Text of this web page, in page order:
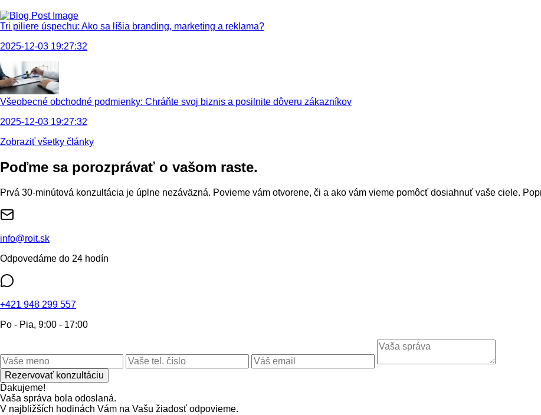
Tri piliere úspechu: Ako sa líšia branding, marketing a reklama?
2025-12-03 19:27:32
Všeobecné obchodné podmienky: Chráňte svoj biznis a posilnite dôveru zákazníkov
2025-12-03 19:27:32
Zobraziť všetky články
Poďme sa porozprávať o vašom raste.
Prvá 30-minútová konzultácia je úplne nezáväzná. Povieme vám otvorene, či a ako vám vieme pomôcť dosiahnuť vaše ciele.
info@roit.sk
Odpovedáme do 24 hodín
+421 948 299 557
Po - Pia, 9:00 - 17:00
Ďakujeme!
Vaša správa bola odoslaná.
V najbližších hodinách Vám na Vašu žiadosť odpovieme.